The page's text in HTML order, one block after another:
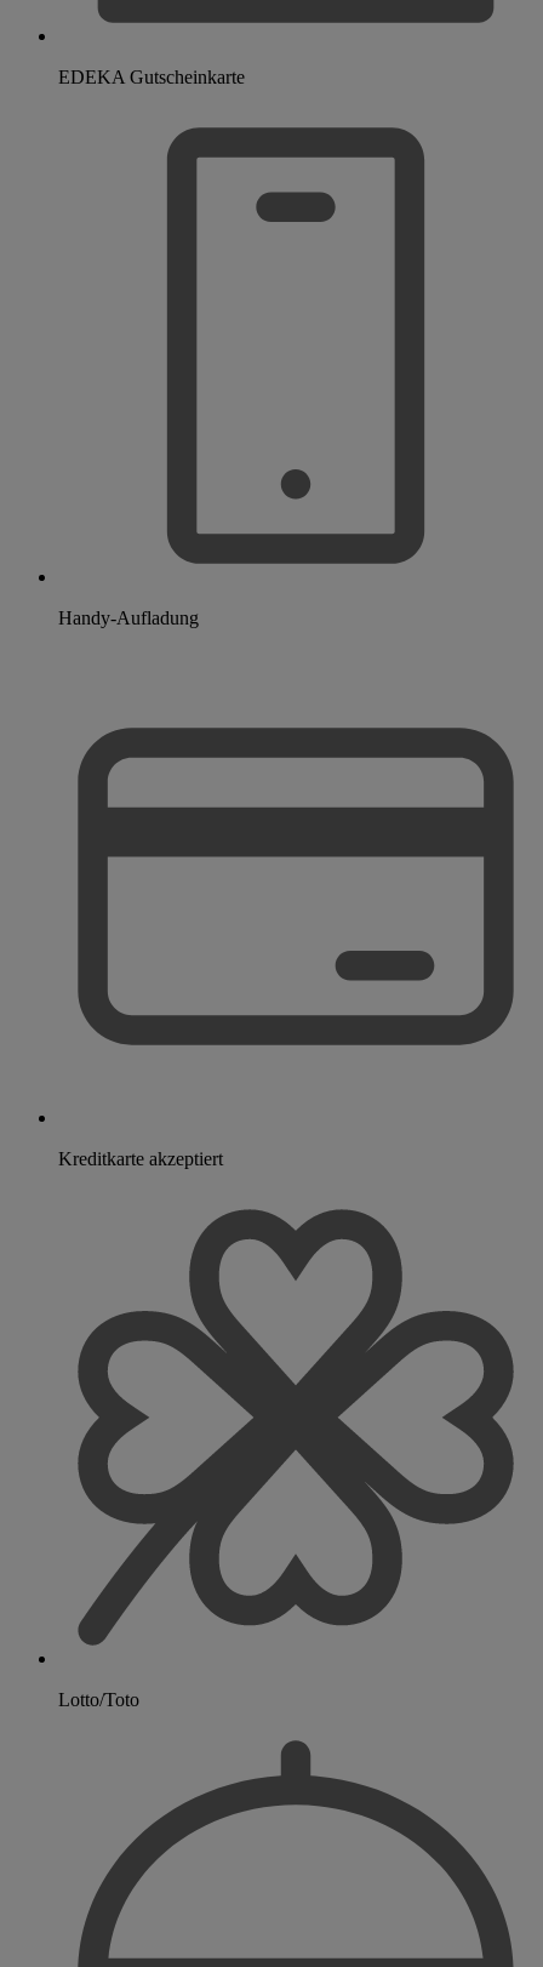
EDEKA Gutscheinkarte
Handy-Aufladung
Kreditkarte akzeptiert
Lotto/Toto